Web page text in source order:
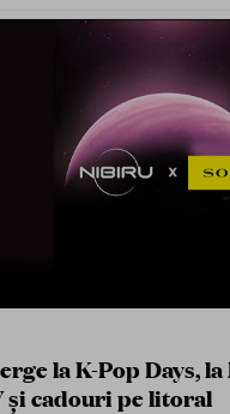
la K-Pop Days,
și cadouri pe litoral